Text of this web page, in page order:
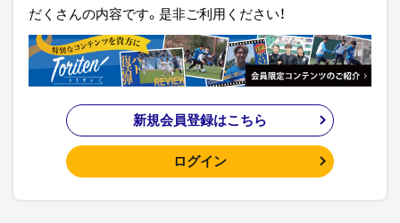
だくさんの内容です。是非ご利用ください！
新規会員登録はこちら
ログイン